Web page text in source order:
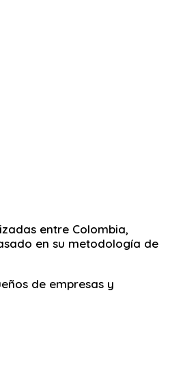
entre Colombia,
en su metodología de
de empresas y